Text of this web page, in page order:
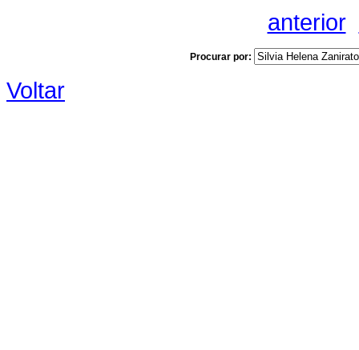
anterior
Procurar por:
Voltar